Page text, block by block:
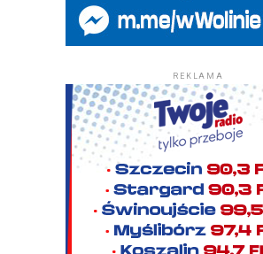
REKLAMA